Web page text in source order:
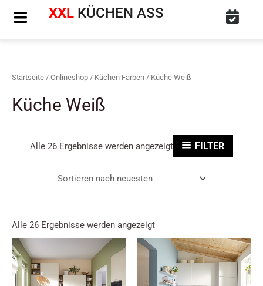
Inhalt
XXL KÜCHEN ASS
Startseite / Onlineshop / Küchen Farben / Küche Weiß
Küche Weiß
Alle 26 Ergebnisse werden angezeigt FILTER
Alle 26 Ergebnisse werden angezeigt
neuesten
sortiert